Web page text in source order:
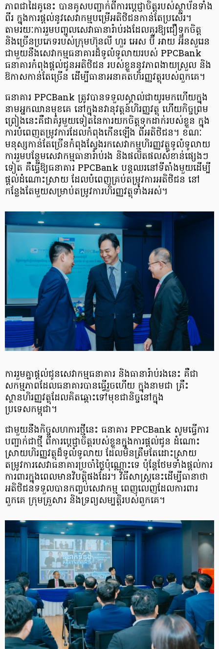
ភាពជាដៃគូនេះ បានគូសបញ្ជាក់ពីការប្តេជ្ញាចិត្តរបស់ស្ថាប័នទាំង
ពីរ ក្នុងការផ្តល់​នូវសេវាកម្ម​បម្រើ​អតិថិជន​កាន់តែប្រសើរ។
តាមរយៈការរួមបញ្ចូលសេវាធានារ៉ាប់រងដែលគួរឱ្យជឿទុកចិត្ត
និងច្រើនប្រភេទរបស់ក្រុមហ៊ុនលី ហួរ អេស ប៊ី អាយ អ៊ិនសួរេន
ជាមួយនឹងសេវាកម្មធនាគារដ៏ទូលំទូលាយរបស់ PPCBank
ធនាគារ​កំពុងផ្តល់ជូនអតិថិជន របស់ខ្លួននូវភាពងាយស្រួល និង
ឱកាស​កាន់តែច្រើន ដើម្បីធានាអនាគត​ហិរញ្ញវត្ថុ​របស់ពួកគេ។
ធនាគារ PPCBank ត្រូវបានទទួលស្គាល់ជាយូរមកហើយក្នុង
នាមអ្នកឈានមុខគេ នៅក្នុងនវានុវត្តន៍ហិរញ្ញវត្ថុ ហើយកិច្ចព្រម
ព្រៀងនេះ​គឺជាគំរូមួយទៀតនៃការយកចិត្តទុកដាក់របស់ខ្លួន ក្នុង
ការបំពេញតម្រូវការដែលកំពុងកើនឡើង ពីអតិថិជន។ ខណៈ
មនុស្សកាន់តែច្រើនកំពុងស្វែងរក​សេវាកម្មហិរញ្ញវត្ថុ​ទូលំទូលាយ
ការរួមបន្ថែមសេវាកម្មធានារ៉ាប់រង និងផលិតផលសំខាន់ផ្សេងៗ
ទៀត គឺធ្វើឱ្យធនាគារ PPCBank បន្តឈរនៅទីតាំងមួយដើម្បី
ផ្តល់ដំណោះ​ស្រាយ ដែលបំពេញគ្រប់តម្រូវការអតិថិជន នៅ
កន្លែងតែមួយសម្រាប់តម្រូវការហិរញ្ញវត្ថុទាំងអស់។
ការរួមគ្នាផ្តល់ជូនសេវាកម្មធនាគារ និងធានារ៉ាប់រងនេះ គឺជា
សកម្មភាពដែលធនាគារបានធ្វើរួចហើយ ក្នុងនាមជា គ្រឹះ
ស្ថានហិរញ្ញវត្ថុដែលគិតឆ្ពោះទៅមុខជានិច្ចនៅក្នុង
ប្រទេសកម្ពុជា។
ជាមួយនឹងកិច្ចសហការថ្មីនេះ ធនាគារ PPCBank សូមធ្វើការ
បញ្ជាក់ជាថ្មី ពីការប្តេជ្ញាចិត្តរបស់ខ្លួន​ក្នុងការផ្តល់ជូន ដំណោះ
ស្រាយហិរញ្ញវត្ថុដ៏ទូលំទូលាយ ដែលមិនត្រឹមតែដោះស្រាយ​
តម្រូវការ​សេវា​ធនាគារប្រចាំថ្ងៃប៉ុណ្ណោះទេ ប៉ុន្តែថែមទាំងផ្តល់ការ
ការពារក្នុងពេលមានវិបត្តិផងដែរ។ វិធីសាស្រ្តនេះ​ដើម្បីធានាថា
អតិថិជនទទួលបានកញ្ចប់សេវាកម្ម ពេញលេញដែលការពារ
ពួកគេ ក្រុមគ្រួសារ និង​ទ្រព្យសម្បត្តិរបស់ពួកគេ។